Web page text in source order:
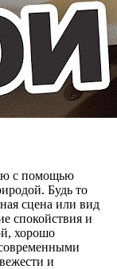
с помощью
Будь то
сцена или вид
спокойствия и
хорошо
и